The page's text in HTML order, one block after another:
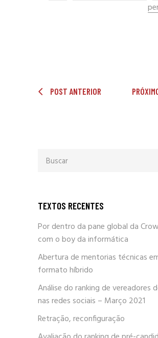
POST ANTERIOR
por:
TEXTOS RECENTES
Por dentro da pane global da
com o boy da informática
Abertura de mentorias técnicas
formato híbrido
Análise do ranking de vereadores
nas redes sociais – Março 2021
Retração, reconfiguração